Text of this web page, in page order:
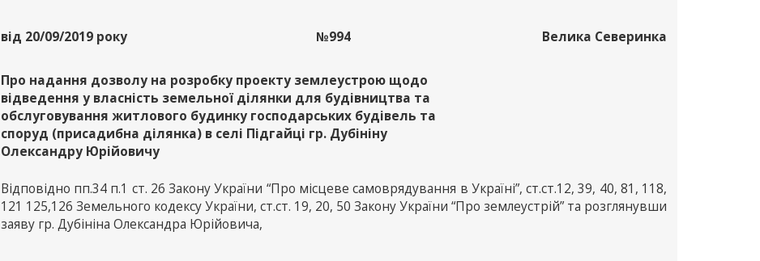
від 20/09/2019 року №994 Велика Северинка
Про надання дозволу на розробку проекту землеустрою щодо
відведення у власність земельної ділянки для будівництва та
обслуговування житлового будинку господарських будівель та
споруд (присадибна ділянка) в селі Підгайці гр. Дубініну
Олександру Юрійовичу
Відповідно пп.34 п.1 ст. 26 Закону України “Про місцеве самоврядування в Україні”, ст.ст.12, 39, 40, 81, 118,
121 125,126 Земельного кодексу України, ст.ст. 19, 20, 50 Закону України “Про землеустрій” та розглянувши
заяву гр. Дубініна Олександра Юрійовича,